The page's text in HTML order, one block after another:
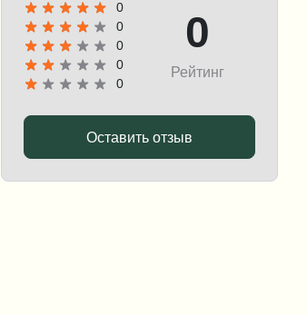
0
0
0
0
0
0
Рейтинг
Оставить отзыв